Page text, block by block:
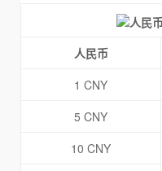
人民币
1 CNY
5 CNY
10 CNY